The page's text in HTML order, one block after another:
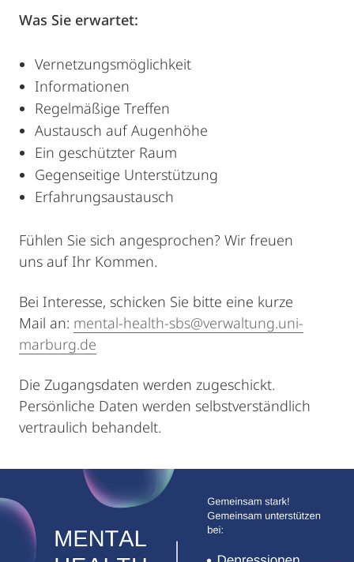
Was Sie erwartet:
Vernetzungsmöglichkeit
Informationen
Regelmäßige Treffen
Austausch auf Augenhöhe
Ein geschützter Raum
Gegenseitige Unterstützung
Erfahrungsaustausch
Fühlen Sie sich angesprochen? Wir freuen
uns auf Ihr Kommen.
Bei Interesse, schicken Sie bitte eine kurze
Mail an: mental-health-sbs@verwaltung.uni-
marburg.de
Die Zugangsdaten werden zugeschickt.
Persönliche Daten werden selbstverständlich
vertraulich behandelt.